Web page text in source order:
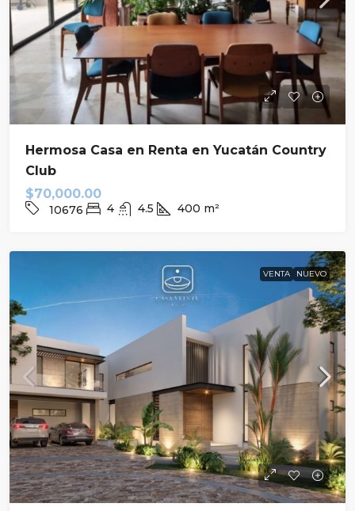
Hermosa Casa en Renta en Yucatán Country
Club
$70,000.00
10676 4 4.5 400 m²
VENTA NUEVO